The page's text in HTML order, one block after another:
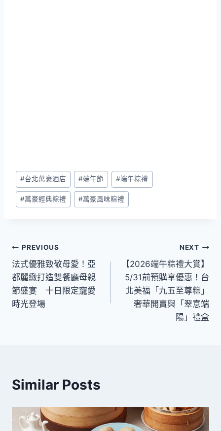
Post
Tags:
#台北萬豪酒店 #端午節 #端午粽禮
#萬豪經典粽禮 #萬豪風味粽禮
文
章
導
覽
PREVIOUS
法式優雅致敬母愛！亞
都麗緻打造雙餐廳母親
節盛宴 十日限定寵愛
時光登場
NEXT
【2026端午粽禮大賞】
5/31前預購享優惠！台
北美福「九五至尊粽」
奢華開賣與「翠意端
陽」禮盒
Similar Posts